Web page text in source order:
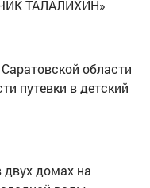
ТАЛАЛИХИН»
области
путевки в детский
двух домах на